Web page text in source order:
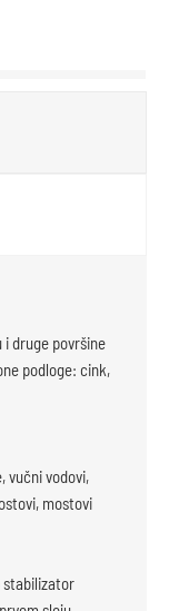
i druge površine
podloge: cink,
vučni vodovi,
mostovi
stabilizator